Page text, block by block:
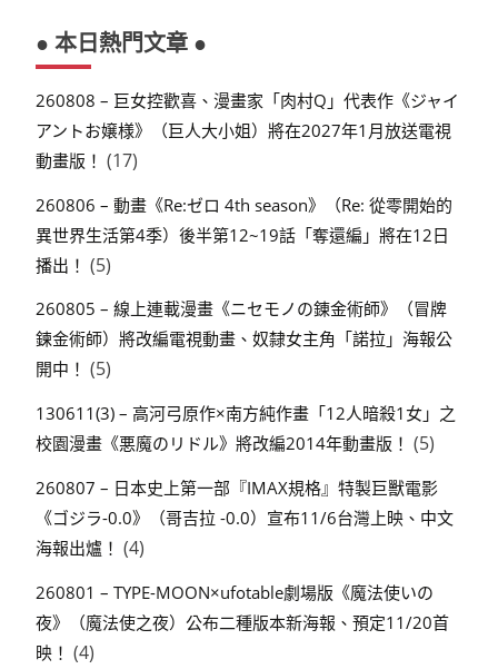
● 本日熱門文章 ●
260808 – 巨女控歡喜、漫畫家「肉村Q」代表作《ジャイ
アントお嬢様》（巨人大小姐）將在2027年1月放送電視
動畫版！ (17)
260806 – 動畫《Re:ゼロ 4th season》（Re: 從零開始的
異世界生活第4季）後半第12~19話「奪還編」將在12日
播出！ (5)
260805 – 線上連載漫畫《ニセモノの錬金術師》（冒牌
鍊金術師）將改編電視動畫、奴隸女主角「諾拉」海報公
開中！ (5)
130611(3) – 高河弓原作×南方純作畫「12人暗殺1女」之
校園漫畫《悪魔のリドル》將改編2014年動畫版！ (5)
260807 – 日本史上第一部『IMAX規格』特製巨獸電影
《ゴジラ-0.0》（哥吉拉 -0.0）宣布11/6台灣上映、中文
海報出爐！ (4)
260801 – TYPE-MOON×ufotable劇場版《魔法使いの
夜》（魔法使之夜）公布二種版本新海報、預定11/20首
映！ (4)